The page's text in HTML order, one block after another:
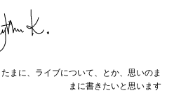
まに、ライブについて、とか、思いのま
まに書きたいと思います